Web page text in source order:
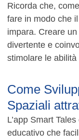
Ricorda che,
fare in modo che
impara. Creare
divertente e
stimolare le
Come
Spaziali
L’app Smart
educativo che